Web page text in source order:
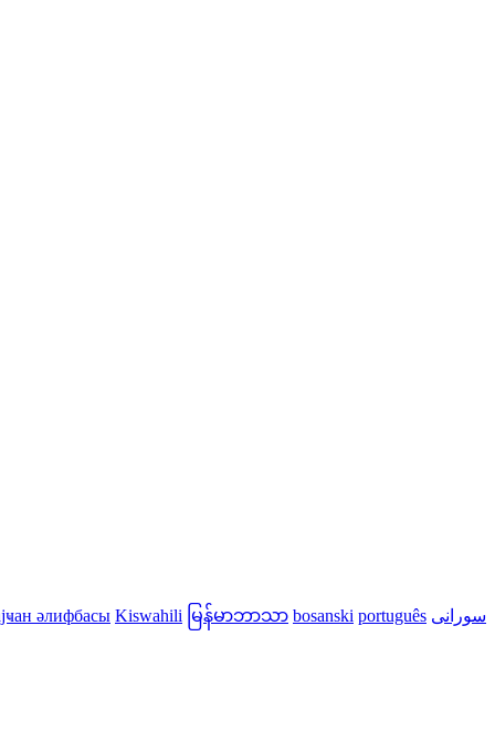
әлифбасы Kiswahili မြန်မာဘာသာ bosanski português سورانی